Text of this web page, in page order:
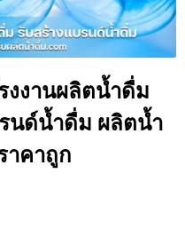
งงานผลิตน้ำดื่ม
นด์น้ำดื่ม ผลิตน้ำ
คาถูก